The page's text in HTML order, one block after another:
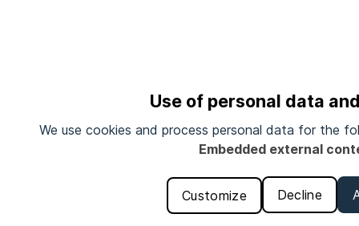
Use of personal data
We use cookies and process personal data for the
Embedded external
Customize Decline